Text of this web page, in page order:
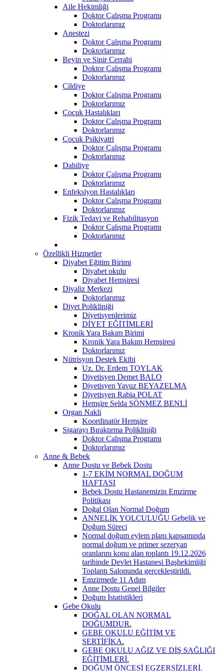
Aile Hekimliği
Doktor Çalışma Programı
Doktorlarımız
Anestezi
Doktor Çalışma Programı
Doktorlarımız
Beyin ve Sinir Cerrahi
Doktor Çalışma Programı
Doktorlarımız
Cildiye
Doktor Çalışma Programı
Doktorlarımız
Çocuk Hastalıkları
Doktor Çalışma Programı
Doktorlarımız
Çocuk Psikiyatri
Doktor Çalışma Programı
Doktorlarımız
Dahiliye
Doktor Çalışma Programı
Doktorlarımız
Enfeksiyon Hastalıkları
Doktor Çalışma Programı
Doktorlarımız
Fizik Tedavi ve Rehabilitasyon
Doktor Çalışma Programı
Doktorlarımız
Özellikli Hizmetler
Diyabet Eğitim Birimi
Diyabet okulu
Diyabet Hemşiresi
Diyaliz Merkezi
Doktorlarımız
Diyet Polikliniği
Diyetisyenlerimiz
DİYET EĞİTİMLERİ
Kronik Yara Bakım Birimi
Kronik Yara Bakım Hemşiresi
Doktorlarımız
Nütrisyon Destek Ekibi
Uz. Dr. Erdem TOYLAK
Diyetisyen Demet BALO
Diyetisyen Yavuz BEYAZELMA
Diyetisyen Rabia POLAT
Hemşire Selda SÖNMEZ BENLİ
Organ Nakli
Koordinatör Hemşire
Sigarayı Bıraktırma Polikliniği
Doktor Çalışma Programı
Doktorlarımız
Anne & Bebek
Anne Dostu ve Bebek Dostu
1-7 EKİM NORMAL DOĞUM
HAFTASI
Bebek Dostu Hastanemizin Emzirme
Politikası
Doğal Olan Normal Doğum
ANNELİK YOLCULUĞU Gebelik ve
Doğum Süreci
Normal doğum eylem planı kapsamında
normal doğum ve primer sezeryan
oranlarını konu alan toplantı 19.12.2026
tarihinde Devlet Hastanesi Başhekimliği
Toplantı Salonunda gerçekleştirildi.
Emzirmede 11 Adım
Anne Dostu Genel Bilgiler
Doğum İstatistikleri
Gebe Okulu
DOĞAL OLAN NORMAL
DOĞUMDUR.
GEBE OKULU EĞİTİM VE
SERTİFİKA.
GEBE OKULU AĞIZ VE DİŞ SAĞLIĞI
EĞİTİMLERİ.
DOĞUM ÖNCESİ EGZERSİZLERİ.